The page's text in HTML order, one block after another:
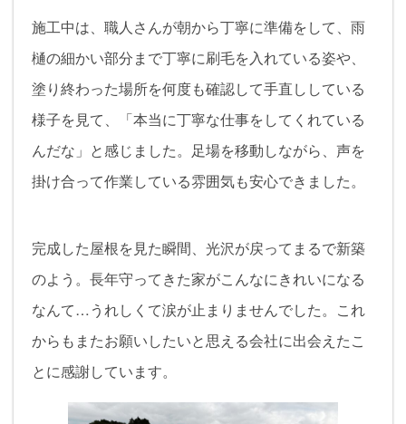
施工中は、職人さんが朝から丁寧に準備をして、雨
樋の細かい部分まで丁寧に刷毛を入れている姿や、
塗り終わった場所を何度も確認して手直ししている
様子を見て、「本当に丁寧な仕事をしてくれている
んだな」と感じました。足場を移動しながら、声を
掛け合って作業している雰囲気も安心できました。
完成した屋根を見た瞬間、光沢が戻ってまるで新築
のよう。長年守ってきた家がこんなにきれいになる
なんて…うれしくて涙が止まりませんでした。これ
からもまたお願いしたいと思える会社に出会えたこ
とに感謝しています。